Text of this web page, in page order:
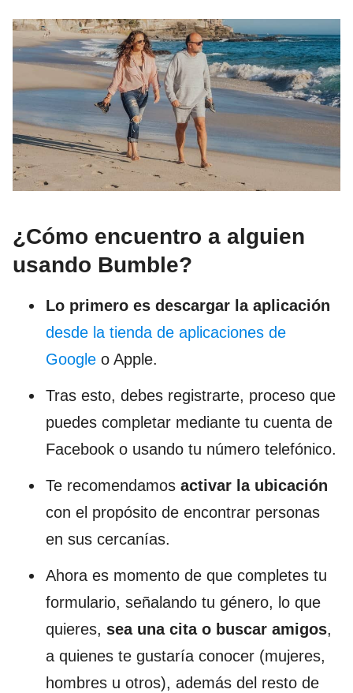
¿Cómo encuentro a alguien
usando Bumble?
Lo primero es descargar la aplicación
desde la tienda de aplicaciones de
Google o Apple.
Tras esto, debes registrarte, proceso que
puedes completar mediante tu cuenta de
Facebook o usando tu número telefónico.
Te recomendamos activar la ubicación
con el propósito de encontrar personas
en sus cercanías.
Ahora es momento de que completes tu
formulario, señalando tu género, lo que
quieres, sea una cita o buscar amigos,
a quienes te gustaría conocer (mujeres,
hombres u otros), además del resto de